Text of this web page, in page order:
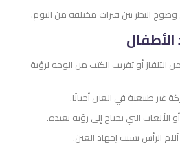
النظر بين فترات مختلفة من اليوم.
أو تقريب الكتب من الوجه لرؤية
غير طبيعية في العين أحيانًا.
الألعاب التي تحتاج إلى رؤية بعيدة.
الرأس بسبب إجهاد العين.